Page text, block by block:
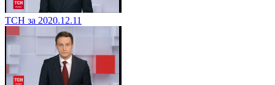
ТСН за 2020.12.11